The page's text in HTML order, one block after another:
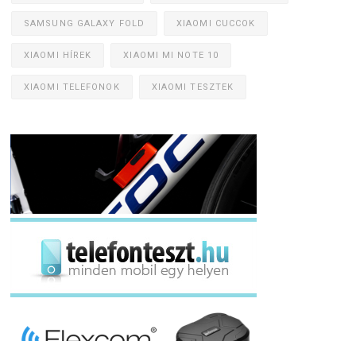
SAMSUNG GALAXY FOLD XIAOMI CUCCOK
XIAOMI HÍREK XIAOMI MI NOTE 10
XIAOMI TELEFONOK XIAOMI TESZTEK